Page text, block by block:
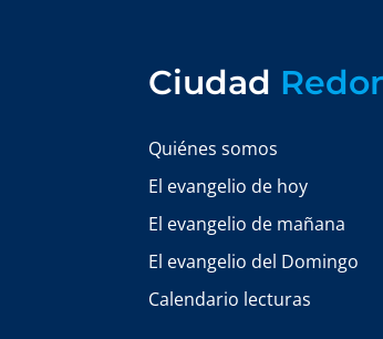
Ciudad
Quiénes somos
El evangelio de hoy
El evangelio de mañana
El evangelio del Domingo
Calendario lecturas